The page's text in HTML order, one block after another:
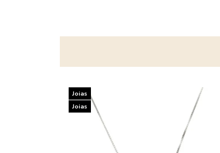
Joias
Joias